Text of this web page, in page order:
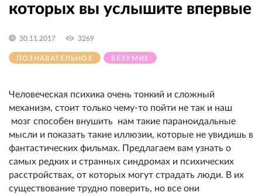
которых вы услышите впервые
ПОЗНАВАТЕЛЬНОЕ БЕЗУМИЕ
30.11.2017 3269
Человеческая психика очень тонкий и сложный
механизм, стоит только чему-то пойти не так и наш
мозг способен внушить нам такие параноидальные
мысли и показать такие иллюзии, которые не увидишь в
фантастических фильмах. Предлагаем вам узнать о
самых редких и странных синдромах и психических
расстройствах, от которых могут страдать люди. В их
существование трудно поверить, но все они